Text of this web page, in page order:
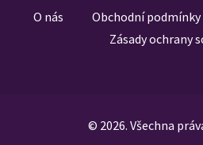
O nás Obchodní podmínky
Zásady ochrany
© 2026. Všechna